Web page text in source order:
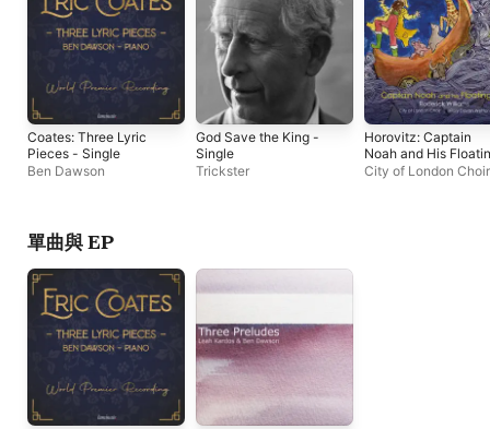
Coates: Three Lyric
Pieces - Single
Ben Dawson
God Save the King -
Single
Trickster
Horovitz: Captain
Noah and His
Zoo
City of London Choir
單曲與 EP